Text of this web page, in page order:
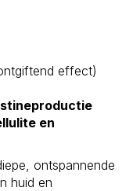
effect)
en
ontspannende
huid en